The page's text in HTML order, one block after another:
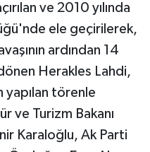
ve 2010 yılında
ele geçirilerek,
ardından 14
Herakles Lahdi,
törenle
ve Turizm Bakanı
Karaloğlu, Ak Parti